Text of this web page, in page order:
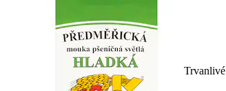
Trvanlivé